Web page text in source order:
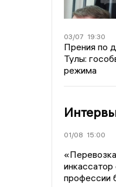
03/07 19:30
Прения по
Тулы:
режима
01/08 15:00
профессии